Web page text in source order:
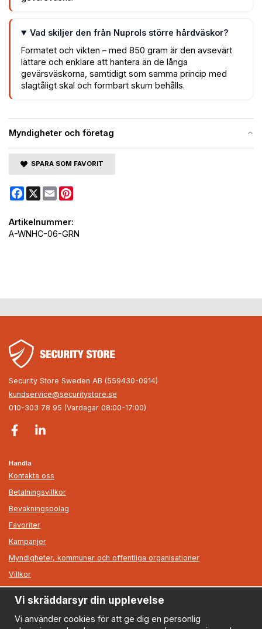
Myndigheter och företag
Vad skiljer den från Nuprols större hårdväskor?
Formatet och vikten – med 850 gram är den avsevärt
lättare och enklare att hantera än de långa
gevärsväskorna, samtidigt som samma princip med
slagtåligt skal och formbart skum behålls.
SPARA SOM FAVORIT
Facebook
X Email
Artikelnummer:
A-WNHC-06-GRN
Security Store Sweden AB (559430-0914)
kundservice@securitystore.se
010-303 78 95 (Vardagar 08:00-17:00)
Handla
Kontakta oss
Betalningsvillkor
Bevakningsbolag
Favoriter
Kampanjer
Myndigheter, kommuner och offentliga organisationer
Villkor
Information
Om oss
Vi skräddarsyr din upplevelse
Vi använder cookies för att ge dig en personlig